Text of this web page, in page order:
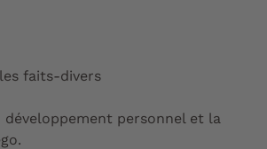
faits-divers
développement personnel et la